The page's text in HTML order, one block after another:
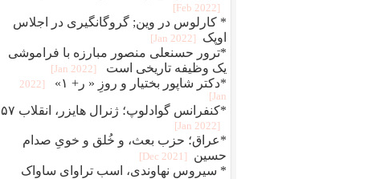
[2022 Feb]
* کارلوس در وین; گروگانگیری در اجلاس
اوپک
[2022 Jan]
*ترور حسنعلی منصور مبارزه با فراموشی
یک وظیفه تاریخی است
[2022 Jan]
*دکتر شاپور بختیار و روزِ « ر+ ۱»
[2022
Jan]
*کنفرانس گوادلوپ؛ ژنرال هایزر، انقلاب ۵۷
[2022 Jan]
*عراق؛ حزب بعث، و خُلق‌ و‌ خویِ صدام
حسین
[2021 Dec]
* سیروس نهاوندی، اسب تراوای ساواک